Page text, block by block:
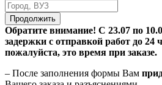
Продолжить
Обратите внимание! С 23.07 по
задержки с отправкой работ до 24
пожалуйста, это время при заказе.
– После заполнения формы Вам